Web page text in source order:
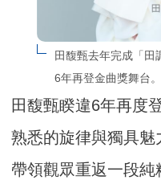
田馥甄去年完成「田
6年再登金曲獎舞台
田馥甄睽違6年再度
熟悉的旋律與獨具魅
帶領觀眾重返一段